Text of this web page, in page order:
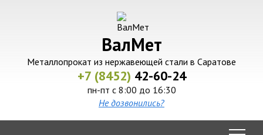
ВалМет
Металлопрокат из нержавеющей стали в Саратове
+7 (8452) 42-60-24
пн-пт с 8:00 до 16:30
Не дозвонились?